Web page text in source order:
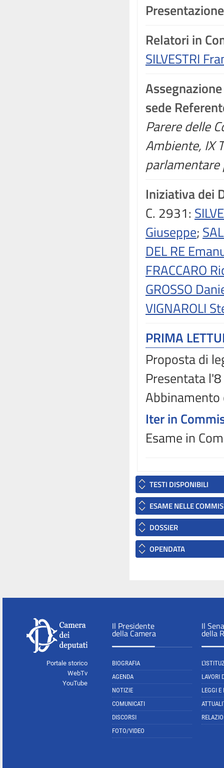
Relatori in
SILVESTRI
Assegnazione
sede
Parere delle
Ambiente, IX
Iniziativa dei
C. 2931:
Giuseppe;
DEL RE
FRACCARO
GROSSO
VIGNAROLI
PRIMA
Proposta di
Presentata
Abbinamento
Iter in
Esame in
TESTI DISPONIBILI
ESAME NELLE
DOSSIER
OPENDATA
Portale storico
WebTv
YouTube
Il Presidente
della Camera
BIOGRAFIA
AGENDA
NOTIZIE
COMUNICATI
DISCORSI
FOTO/VIDEO
Il
della
LAVORI
LEGGI E